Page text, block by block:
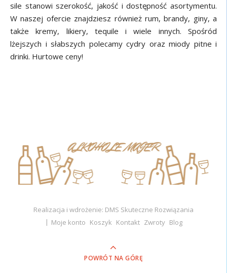
sile stanowi szerokość, jakość i dostępność asortymentu.
W naszej ofercie znajdziesz również rum, brandy, giny, a
także kremy, likiery, tequile i wiele innych. Spośród
lżejszych i słabszych polecamy cydry oraz miody pitne i
drinki. Hurtowe ceny!
Realizacja i wdrożenie: DMS Skuteczne Rozwiązania
Moje konto Koszyk Kontakt Zwroty Blog
POWRÓT NA GÓRĘ